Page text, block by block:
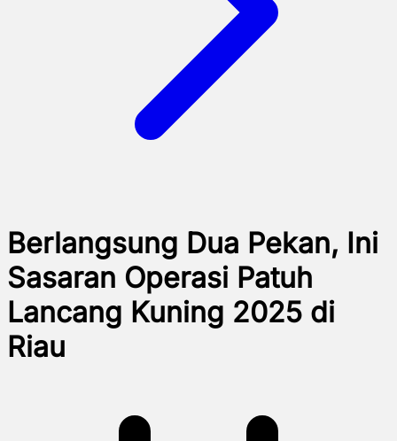
Berlangsung Dua Pekan, Ini
Sasaran Operasi Patuh
Lancang Kuning 2025 di
Riau